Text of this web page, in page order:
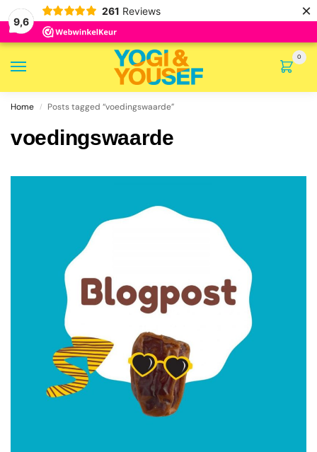
9,6
261 Reviews ×
0
Home / Posts tagged “voedingswaarde”
voedingswaarde